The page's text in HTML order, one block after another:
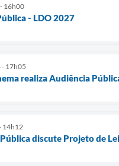
16h00
- LDO 2027
- 17h05
realiza Audiência
14h12
discute Projeto de